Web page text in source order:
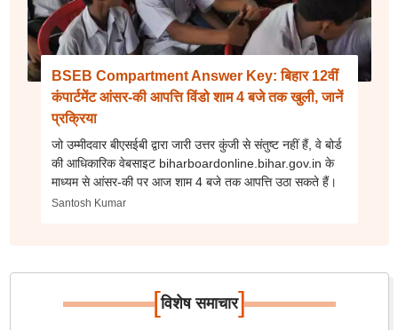
BSEB Compartment Answer Key: बिहार 12वीं
कंपार्टमेंट आंसर-की आपत्ति विंडो शाम 4 बजे तक खुली, जानें
प्रक्रिया
जो उम्मीदवार बीएसईबी द्वारा जारी उत्तर कुंजी से संतुष्ट नहीं हैं, वे बोर्ड
की आधिकारिक वेबसाइट biharboardonline.bihar.gov.in के
माध्यम से आंसर-की पर आज शाम 4 बजे तक आपत्ति उठा सकते हैं।
Santosh Kumar
[विशेष समाचार]